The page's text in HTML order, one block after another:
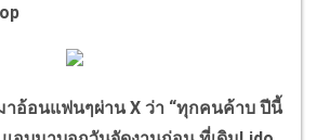
อ้อนแฟนๆผ่าน X ว่า “ทุกคนค้าบ ปีนี้